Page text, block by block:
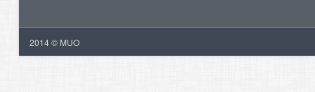
2014 © MUO